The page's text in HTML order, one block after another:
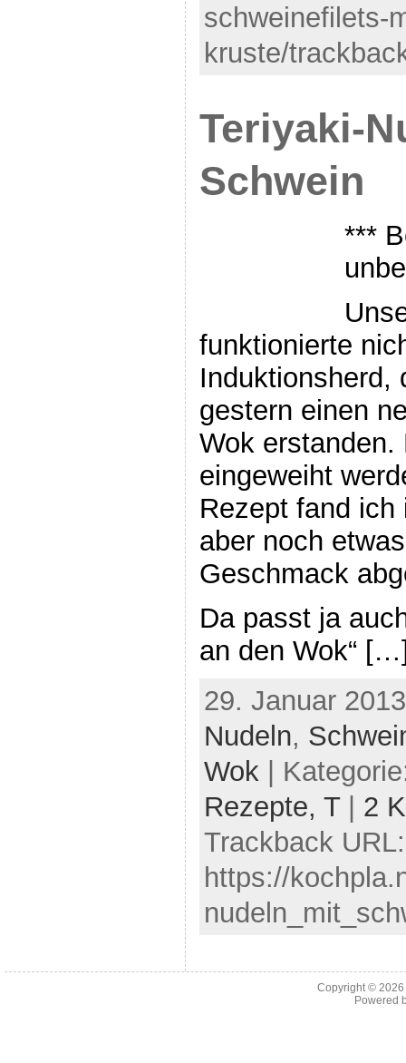
schweinefilets-
kruste/
Teriyaki-
Schwein
***
funktionierte
Induktionsherd,
gestern einen
Wok
eingeweiht
Rezept fand
aber noch
Geschmack
Da passt ja
an den Wok“
29. Januar
Nudeln,
Wok|
Rezepte, T| 2
Trackback URL:
https://
Copyright ©
Powered